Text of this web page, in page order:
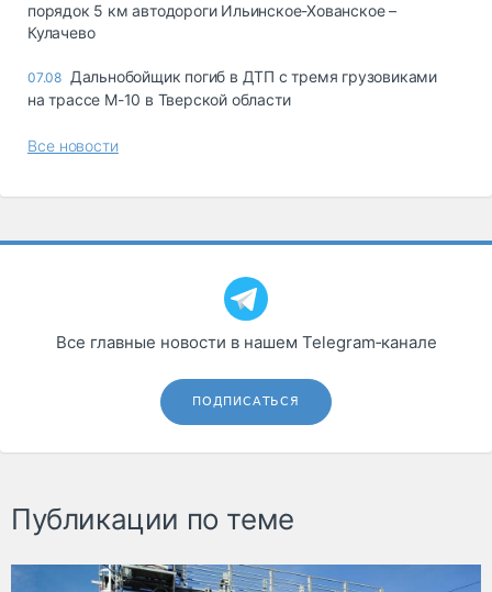
порядок 5 км автодороги Ильинское-Хованское –
Кулачево
07.08 Дальнобойщик погиб в ДТП с тремя грузовиками
на трассе М-10 в Тверской области
Все новости
Все главные новости в нашем Telegram‑канале
ПОДПИСАТЬСЯ
Публикации по теме